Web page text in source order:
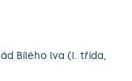
Bílého lva (I. třída,